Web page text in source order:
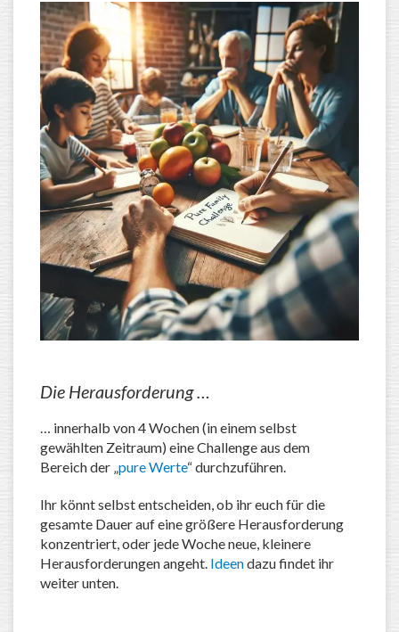
Die Herausforderung …
… innerhalb von 4 Wochen (in einem selbst
gewählten Zeitraum) eine Challenge aus dem
Bereich der „pure Werte“ durchzuführen.
Ihr könnt selbst entscheiden, ob ihr euch für die
gesamte Dauer auf eine größere Herausforderung
konzentriert, oder jede Woche neue, kleinere
Herausforderungen angeht. Ideendazu findet ihr
weiter unten.